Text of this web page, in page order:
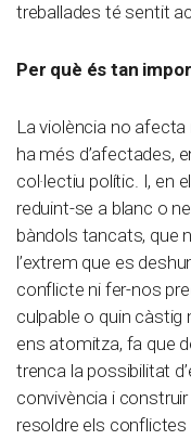
treballades té sentit
Per què és tan
La violència no
ha més d’afectades,
col·lectiu polític. I, en
reduint-se a blanc o
bàndols tancats, que
l’extrem que es
conflicte ni fer-nos
culpable o quin càstig
ens atomitza, fa que
trenca la possibilitat
convivència i
resoldre els conflictes